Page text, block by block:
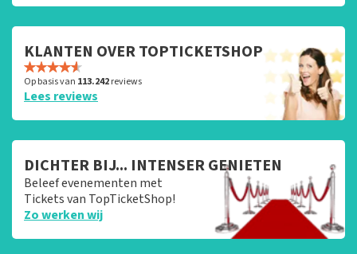
KLANTEN OVER TOPTICKETSHOP
Op basis van 113.242reviews
Lees reviews
DICHTER BIJ... INTENSER GENIETEN
Beleef evenementen met
Tickets van TopTicketShop!
Zo werken wij